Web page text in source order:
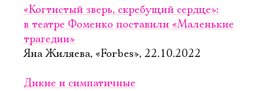
«Когтистый зверь, скребущий сердце»:
в театре Фоменко поставили «Маленькие
трагедии»
Яна Жиляева, «Forbes», 22.10.2022
Дикие и симпатичные